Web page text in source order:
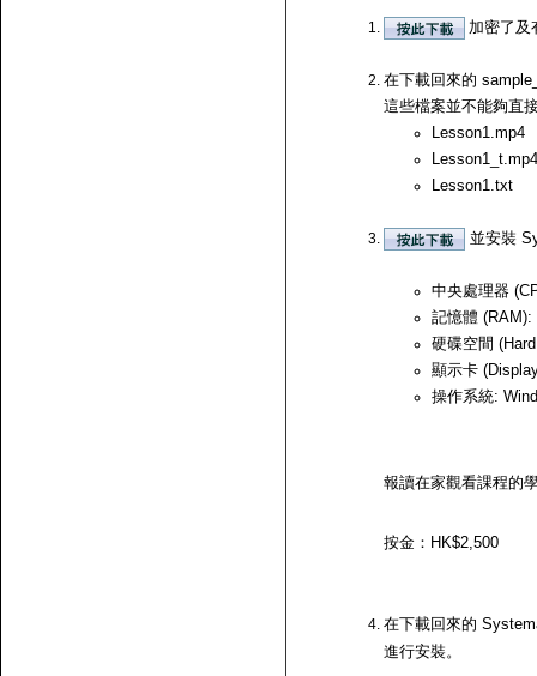
加密了及
在下載回來的
這些檔案並不能夠直
Lesson1.mp4
Lesson1_t.mp4
Lesson1.txt
並安裝
中央處理器
記憶體
硬碟空間
顯示卡
操作系統:
報讀在家觀看課程的
按金：HK$2,500
在下載回來的
進行安裝。